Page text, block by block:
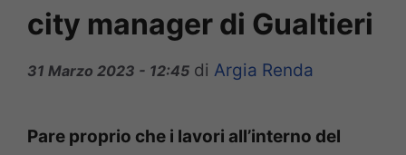
city manager di Gualtieri
31 Marzo 2023 - 12:45 di Argia Renda
Pare proprio che i lavori all’interno del